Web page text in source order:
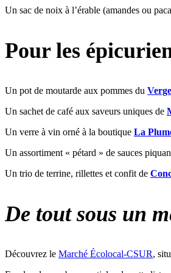
Un sac de noix à l’érable (amandes ou
Pour les
Un pot de moutarde aux pommes du
Un sachet de café aux saveurs uniques de
Un verre à vin orné à la boutique La
Un assortiment « pétard » de sauces
Un trio de terrine, rillettes et confit de
De tout sous un
Découvrez le Marché Écolocal-CSUR,